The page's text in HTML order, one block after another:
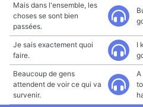
Mais dans l'ensemble, les
choses se sont bien
passées.
Je sais exactement quoi
faire.
I
Beaucoup de gens
attendent de voir ce qui va
survenir.
A